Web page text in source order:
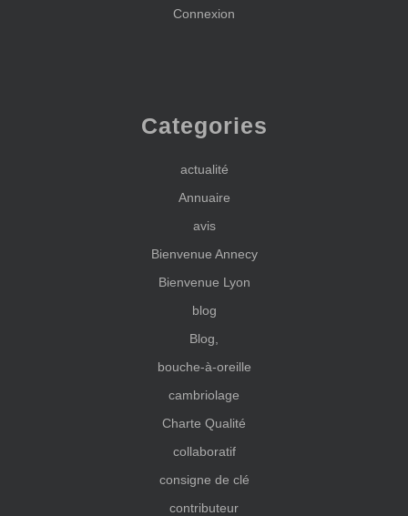
Connexion
Categories
actualité
Annuaire
avis
Bienvenue Annecy
Bienvenue Lyon
blog
Blog,
bouche-à-oreille
cambriolage
Charte Qualité
collaboratif
consigne de clé
contributeur